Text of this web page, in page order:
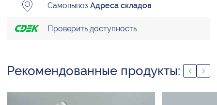
Самовывоз Адреса складов
Проверить доступность
Рекомендованные продукты: